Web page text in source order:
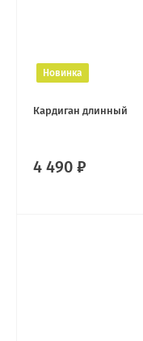
Новинка
Кардиган длинный
4 490 ₽